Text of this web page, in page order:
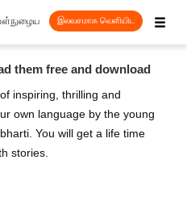
☰
இலவசமாக வெளியிட
them free and download
inspiring, thrilling and
own language by the young
You will get a life time
stories.